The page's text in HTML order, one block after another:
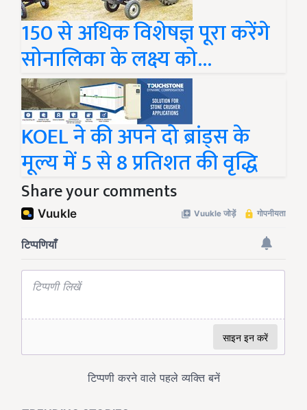
150 से अधिक विशेषज्ञ पूरा करेंगे
सोनालिका के लक्ष्य को...
KOEL ने की अपने दो ब्रांड्स के
मूल्य में 5 से 8 प्रतिशत की वृद्धि
Share your comments